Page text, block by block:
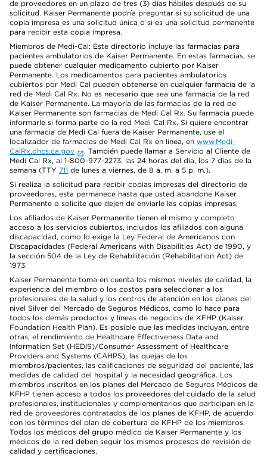
de proveedores en un plazo de tres (3) días hábiles después de su
solicitud. Kaiser Permanente podría preguntar si su solicitud de una
copia impresa es una solicitud única o si es una solicitud permanente
para recibir esta copia impresa.
Miembros de Medi-Cal: Este directorio incluye las farmacias para
pacientes ambulatorios de Kaiser Permanente. En estas farmacias, se
puede obtener cualquier medicamento cubierto por Kaiser
Permanente. Los medicamentos para pacientes ambulatorios
cubiertos por Medi Cal pueden obtenerse en cualquier farmacia de la
red de Medi Cal Rx. No es necesario que sea una farmacia de la red
de Kaiser Permanente. La mayoría de las farmacias de la red de
Kaiser Permanente son farmacias de Medi Cal Rx. Su farmacia puede
informarle si forma parte de la red Medi Cal Rx. Si quiere encontrar
una farmacia de Medi Cal fuera de Kaiser Permanente, use el
localizador de farmacias de Medi Cal Rx en línea, en www.Medi-
CalRx.dhcs.ca.gov
. También puede llamar a Servicio al Cliente de
Medi Cal Rx, al 1-800-977-2273, las 24 horas del día, los 7 días de la
semana (TTY 711 de lunes a viernes, de 8 a. m. a 5 p. m.).
Si realiza la solicitud para recibir copias impresas del directorio de
proveedores, esta permanece hasta que usted abandone Kaiser
Permanente o solicite que dejen de enviarle las copias impresas.
Los afiliados de Kaiser Permanente tienen el mismo y completo
acceso a los servicios cubiertos, incluidos los afiliados con alguna
discapacidad, como lo exige la Ley Federal de Americanos con
Discapacidades (Federal Americans with Disabilities Act) de 1990, y
la sección 504 de la Ley de Rehabilitación (Rehabilitation Act) de
1973.
Kaiser Permanente toma en cuenta los mismos niveles de calidad, la
experiencia del miembro o los costos para seleccionar a los
profesionales de la salud y los centros de atención en los planes del
nivel Silver del Mercado de Seguros Médicos, como lo hace para
todos los demás productos y líneas de negocios de KFHP (Kaiser
Foundation Health Plan). Es posible que las medidas incluyan, entre
otras, el rendimiento de Healthcare Effectiveness Data and
Information Set (HEDIS)/Consumer Assessment of Healthcare
Providers and Systems (CAHPS), las quejas de los
miembros/pacientes, las calificaciones de seguridad del paciente, las
medidas de calidad del hospital y la necesidad geográfica. Los
miembros inscritos en los planes del Mercado de Seguros Médicos de
KFHP tienen acceso a todos los proveedores del cuidado de la salud
profesionales, institucionales y complementarios que participan en la
red de proveedores contratados de los planes de KFHP, de acuerdo
con los términos del plan de cobertura de KFHP de los miembros.
Todos los médicos del grupo médico de Kaiser Permanente y los
médicos de la red deben seguir los mismos procesos de revisión de
calidad y certificaciones.